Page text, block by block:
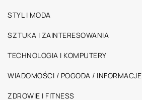
STYL I MODA
SZTUKA I ZAINTERESOWANIA
TECHNOLOGIA I KOMPUTERY
WIADOMOŚCI / POGODA / INFORMACJE
ZDROWIE I FITNESS